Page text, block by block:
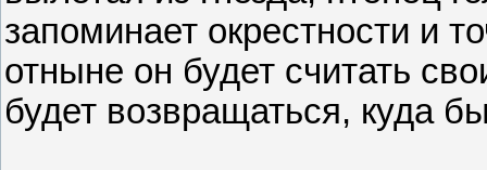
запоминает окрестности и
отныне он будет считать
будет возвращаться, куда